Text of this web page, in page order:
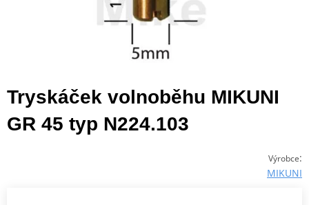
Tryskáček volnoběhu MIKUNI
GR 45 typ N224.103
Výrobce:
MIKUNI